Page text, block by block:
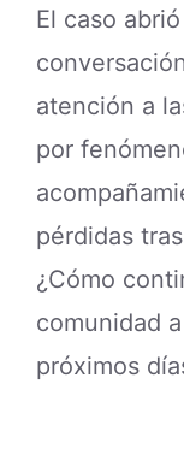
El caso
atención a
por
pérdidas
¿Cómo
comunidad
próximos